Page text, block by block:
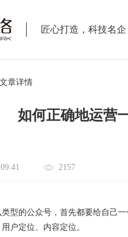
匠心打造，科技名企
文章详情
如何正确地运营
2157
型的公众号，首先都要给自己
户定位、内容定位。